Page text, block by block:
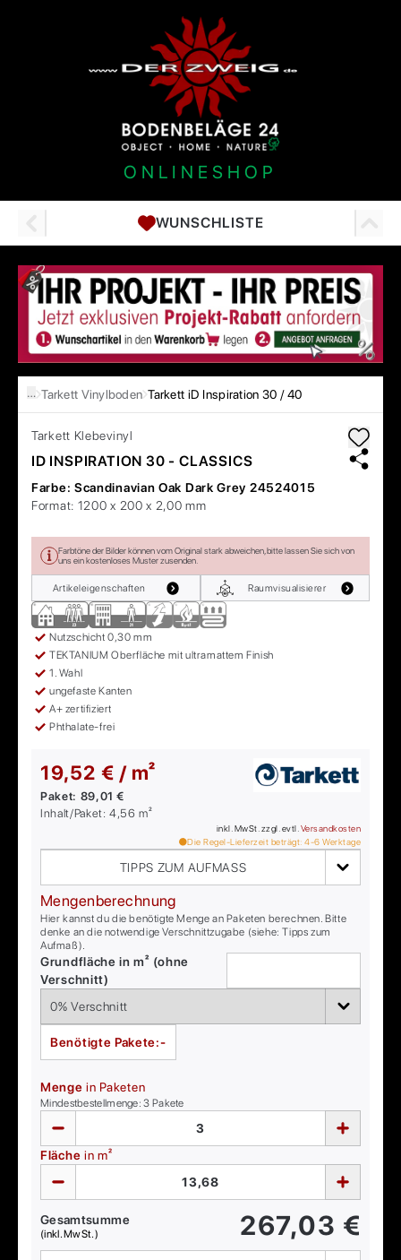
ONLINESHOP
WUNSCHLISTE
… Tarkett Vinylboden Tarkett iD Inspiration 30 / 40
Tarkett Klebevinyl
ID INSPIRATION 30 - CLASSICS
Farbe: Scandinavian Oak Dark Grey 24524015
Format: 1200 x 200 x 2,00 mm
Farbtöne der Bilder können vom Original stark abweichen, bitte lassen Sie sich von
uns ein kostenloses Muster zusenden.
Artikeleigenschaften Raumvisualisierer
Nutzschicht 0,30 mm
TEKTANIUM Oberfläche mit ultramattem Finish
1. Wahl
ungefaste Kanten
A+ zertifiziert
Phthalate-frei
19,52 € / m²
Paket: 89,01 €
Inhalt/Paket:4,56 m²
inkl. MwSt. zzgl. evtl. Versandkosten
Die Regel-Lieferzeit beträgt: 4-6 Werktage
TIPPS ZUM AUFMASS
Mengenberechnung
Hier kannst du die benötigte Menge an Paketen berechnen. Bitte
denke an die notwendige Verschnittzugabe (siehe: Tipps zum
Aufmaß).
Grundfläche in m² (ohne
Verschnitt)
Benötigte Pakete:-
Menge in Paketen
Mindestbestellmenge:3 Pakete
Fläche in m²
Gesamtsumme
(inkl. MwSt.) 267,03 €